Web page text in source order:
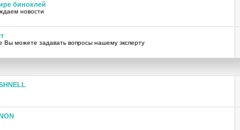
биноклей
новости
Вы можете задавать вопросы нашему эксперту